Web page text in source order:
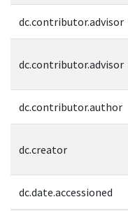
dc.contributor.advisor
dc.contributor.advisor
dc.contributor.author
dc.creator
dc.date.accessioned